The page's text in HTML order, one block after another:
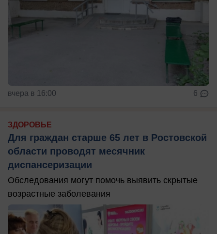
вчера в 16:00 6
ЗДОРОВЬЕ
Для граждан старше 65 лет в Ростовской
области проводят месячник
диспансеризации
Обследования могут помочь выявить скрытые
возрастные заболевания